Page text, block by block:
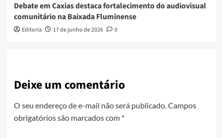
Debate em Caxias destaca fortalecimento do audiovisual
comunitário na Baixada Fluminense
Editoria 17 de junho de 2026 0
Deixe um comentário
O seu endereço de e-mail não será publicado.Campos
obrigatórios são marcados com *